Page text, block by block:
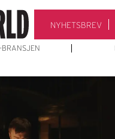
NYHETSBREV
BRANSJEN